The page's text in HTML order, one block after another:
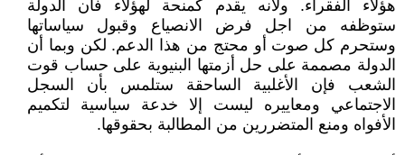
هؤلاء الفقراء. ولأنه يقدم كمنحة لهؤلاء فان الدولة
ستوظفه من اجل فرض الانصياع وقبول سياساتها
وستحرم كل صوت أو محتج من هذا الدعم. لكن وبما أن
الدولة مصممة على حل أزمتها البنيوية على حساب قوت
الشعب فإن الأغلبية الساحقة ستلمس بأن السجل
الاجتماعي ومعاييره ليست إلا خدعة سياسية لتكميم
الأفواه ومنع المتضررين من المطالبة بحقوقها.